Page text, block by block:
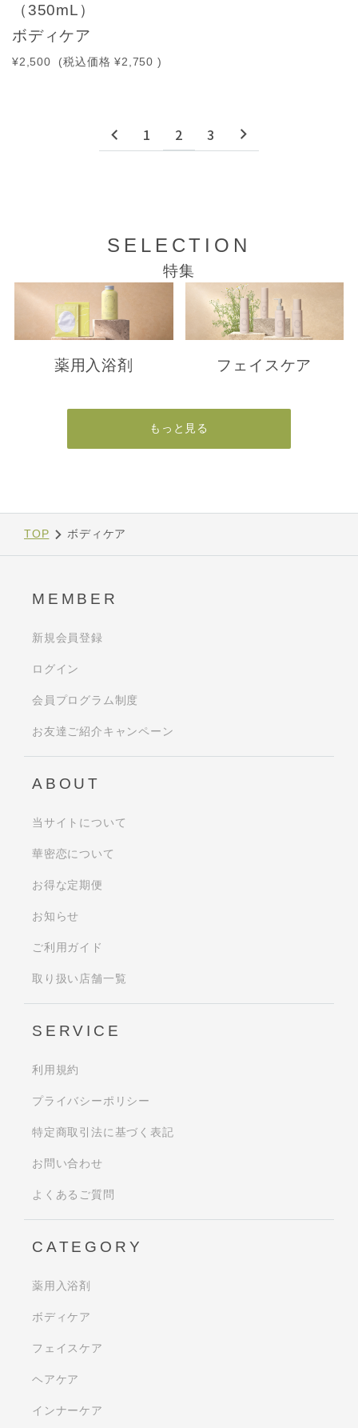
（350mL）
ボディケア
¥2,500 (税込価格 ¥2,750 )
1 2 3
SELECTION
特集
薬用入浴剤 フェイスケア
もっと見る
TOP ボディケア
MEMBER
新規会員登録
ログイン
会員プログラム制度
お友達ご紹介キャンペーン
ABOUT
当サイトについて
華密恋について
お得な定期便
お知らせ
ご利用ガイド
取り扱い店舗一覧
SERVICE
利用規約
プライバシーポリシー
特定商取引法に基づく表記
お問い合わせ
よくあるご質問
CATEGORY
薬用入浴剤
ボディケア
フェイスケア
ヘアケア
インナーケア